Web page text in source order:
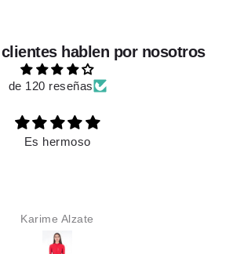
hablen por nosotros
de 120 reseñas
Es hermoso
Karime Alzate